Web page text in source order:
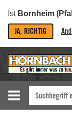
Ist Bornheim
JA, RICHTIG